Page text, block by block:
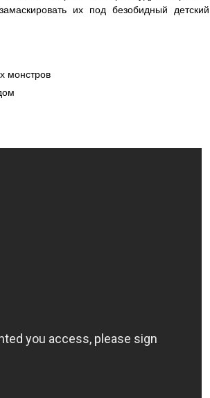
их под безобидный детский
монстров